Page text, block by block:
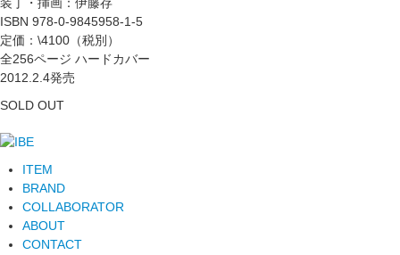
ISBN 978-0-9845958-1-5
定価：\4100（税別）
全256ページ ハードカバー
2012.2.4発売
SOLD OUT
ITEM
BRAND
COLLABORATOR
ABOUT
CONTACT